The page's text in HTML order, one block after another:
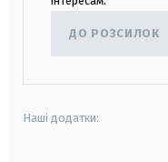
ДО РОЗСИЛОК
Наші додатки: